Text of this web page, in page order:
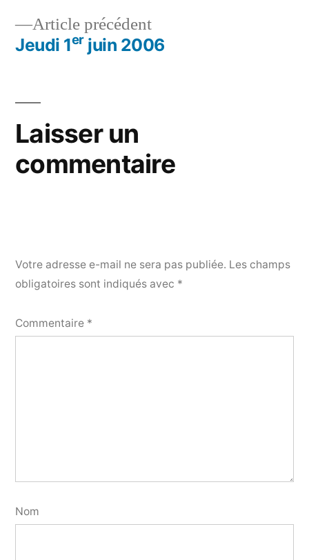
deArticle précédentArticle
précédent :
Jeudi 1erjuin 2006
Laisser un
commentaire
Votre adresse e-mail ne sera pas publiée. Les champs
obligatoires sont indiqués avec *
Commentaire *
Nom